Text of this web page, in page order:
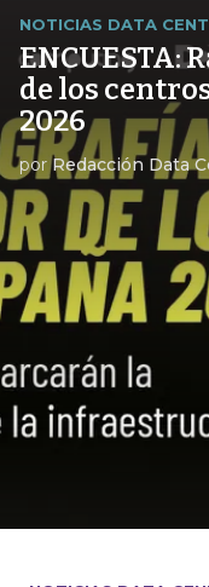
NOTICIAS DATA
ENCUESTA:
de los
2026
porRedacción Data